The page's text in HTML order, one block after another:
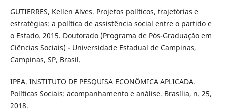
GUTIERRES, Kellen Alves. Projetos políticos, trajetórias e
estratégias: a política de assistência social entre o partido e
o Estado. 2015. Doutorado (Programa de Pós-Graduação em
Ciências Sociais) - Universidade Estadual de Campinas,
Campinas, SP, Brasil.
IPEA. INSTITUTO DE PESQUISA ECONÔMICA APLICADA.
Políticas Sociais: acompanhamento e análise. Brasília, n. 25,
2018.